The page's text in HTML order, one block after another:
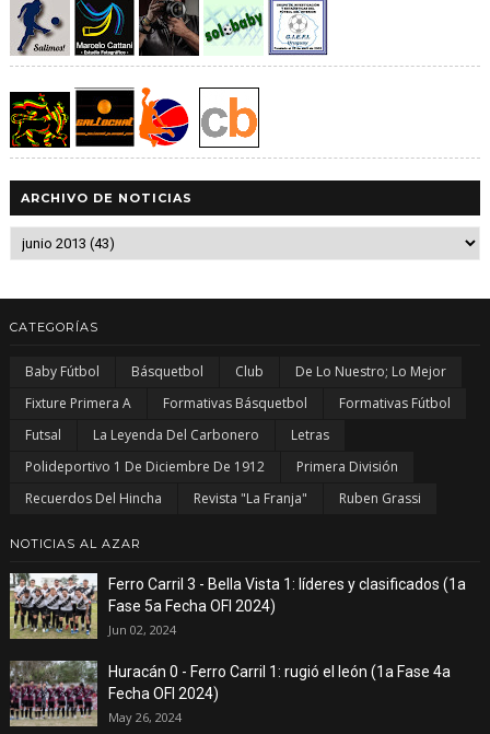
ARCHIVO DE NOTICIAS
CATEGORÍAS
Baby Fútbol Básquetbol Club
De Lo Nuestro; Lo Mejor
Fixture Primera A
Formativas Básquetbol
Formativas Fútbol
Futsal
La Leyenda Del Carbonero
Letras
Polideportivo 1 De Diciembre De 1912
Primera División
Recuerdos Del Hincha
Revista "La Franja" Ruben Grassi
NOTICIAS AL AZAR
Ferro Carril 3 - Bella Vista 1: líderes y clasificados (1a
Fase 5a Fecha OFI 2024)
Jun 02, 2024
Huracán 0 - Ferro Carril 1: rugió el león (1a Fase 4a
Fecha OFI 2024)
May 26, 2024